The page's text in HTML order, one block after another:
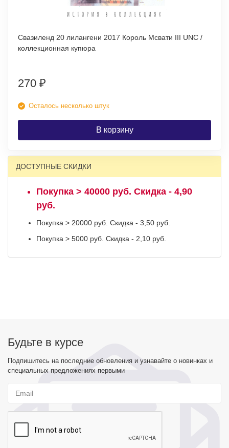
Свазиленд 20 лилангени 2017 Король Мсвати III UNC /
коллекционная купюра
270 ₽
Осталось несколько штук
В корзину
ДОСТУПНЫЕ СКИДКИ
Покупка > 40000 руб. Скидка - 4,90
руб.
Покупка > 20000 руб. Скидка - 3,50 руб.
Покупка > 5000 руб. Скидка - 2,10 руб.
Будьте в курсе
Подпишитесь на последние обновления и узнавайте о новинках и
специальных предложениях первыми